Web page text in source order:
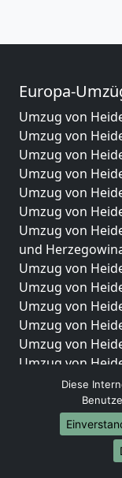
Europa-
Umzug von
Umzug von
Umzug von
Umzug von
Umzug von
Umzug von
Umzug von
und
Umzug von
Umzug von
Umzug von
Umzug von
Umzug von
Umzug von
Umzug von
Umzug von
Umzug von
Umzug von
Umzug von
Diese